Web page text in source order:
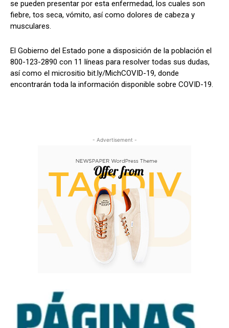
se pueden presentar por esta enfermedad, los cuales son
fiebre, tos seca, vómito, así como dolores de cabeza y
musculares.
El Gobierno del Estado pone a disposición de la población el
800-123-2890 con 11 líneas para resolver todas sus dudas,
así como el micrositio bit.ly/MichCOVID-19, donde
encontrarán toda la información disponible sobre COVID-19.
- Advertisement -